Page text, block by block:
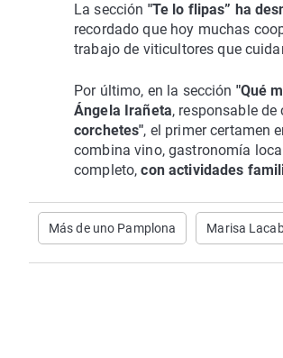
La sección "Te lo flipas” ha
recordado que hoy muchas
trabajo de viticultores que
Por último, en la sección "Qué
Ángela Irañeta, responsable
corchetes", el primer certamen
combina vino, gastronomía
completo,con actividades
Más de uno Pamplona Marisa